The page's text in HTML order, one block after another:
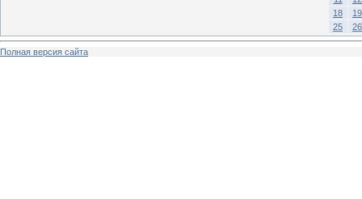
18
19
25
26
Полная версия сайта